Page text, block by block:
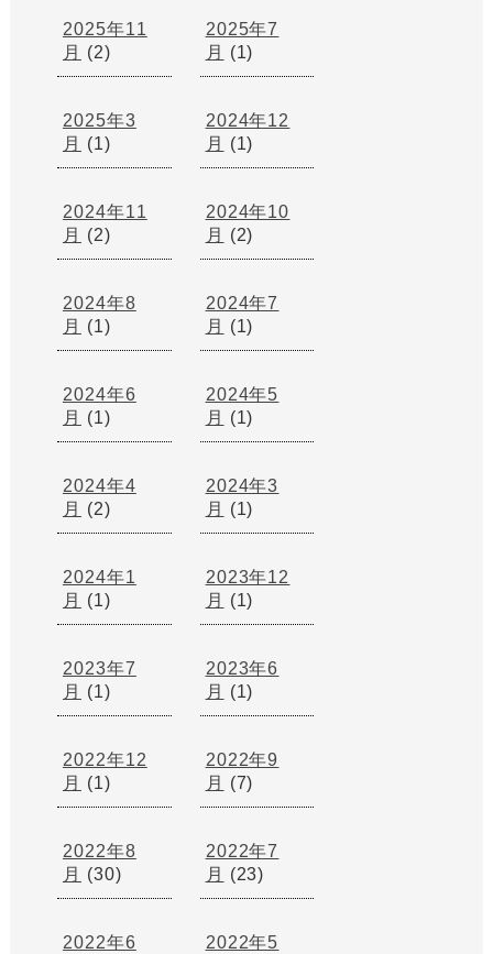
2025年11
月
(2)
2025年7
月
(1)
2025年3
月
(1)
2024年12
月
(1)
2024年11
月
(2)
2024年10
月
(2)
2024年8
月
(1)
2024年7
月
(1)
2024年6
月
(1)
2024年5
月
(1)
2024年4
月
(2)
2024年3
月
(1)
2024年1
月
(1)
2023年12
月
(1)
2023年7
月
(1)
2023年6
月
(1)
2022年12
月
(1)
2022年9
月
(7)
2022年8
月
(30)
2022年7
月
(23)
2022年6
2022年5